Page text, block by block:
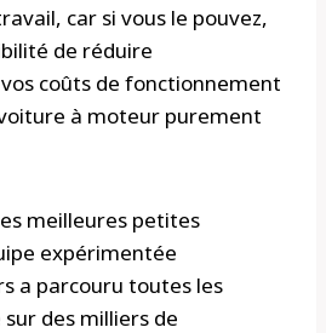
car si vous le pouvez,
de réduire
coûts de fonctionnement
à moteur purement
meilleures petites
expérimentée
a parcouru toutes les
des milliers de